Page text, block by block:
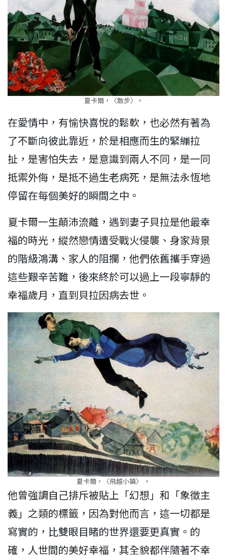
夏卡爾，〈散步〉。
在愛情中，有愉快喜悅的鬆軟，也必然有著為
了不斷向彼此靠近，於是相應而生的緊繃拉
扯，是害怕失去，是意識到兩人不同，是一同
抵禦外侮，是抵不過生老病死，是無法永恆地
停留在每個美好的瞬間之中。
夏卡爾一生顛沛流離，遇到妻子貝拉是他最幸
福的時光，縱然戀情遭受戰火侵襲、身家背景
的階級鴻溝、家人的阻攔，他們依舊攜手穿過
這些艱辛苦難，後來終於可以過上一段寧靜的
幸福歲月，直到貝拉因病去世。
夏卡爾，〈飛越小鎮〉 。
他曾強調自己排斥被貼上「幻想」和「象徵主
義」之類的標籤，因為對他而言，這一切都是
寫實的，比雙眼目睹的世界還要更真實。的
確，人世間的美好幸福，其全貌都伴隨著不幸